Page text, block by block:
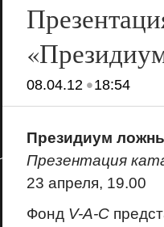
08.04.12•18:54
Президиум
Презентация
23 апреля, 19.00
Фонд V-A-C